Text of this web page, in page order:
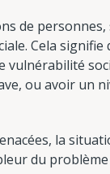
de
Cela
ou avoir un
la
du